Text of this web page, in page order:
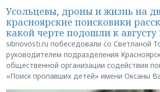
Усольцевы, дроны и жизнь на
красноярские поисковики
какой черте подошли к августу
sibnovosti.ru побеседовали со Светланой
руководителем подразделения
общественной организации содействия
«Поиск пропавших детей» имени Оксаны